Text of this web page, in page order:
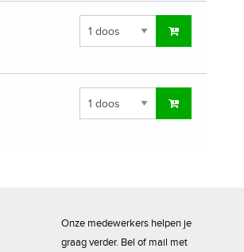
Onze medewerkers helpen je
graag verder. Bel of mail met